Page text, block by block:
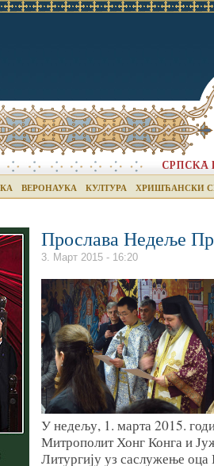
ВЕРОНАУКА КУЛТУРА ХРИШЋАНСКИ
Прослава Недеље
3. Март 2015 - 16:20
У недељу, 1. марта 2015.
Митрополит Хонг Конга и
Литургију уз саслужење оца